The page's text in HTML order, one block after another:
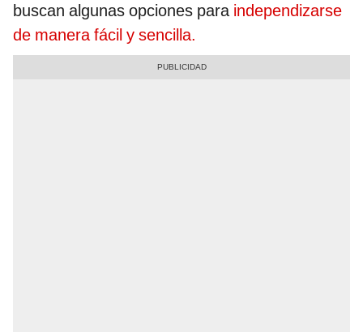
buscan algunas opciones para independizarse
de manera fácil y sencilla.